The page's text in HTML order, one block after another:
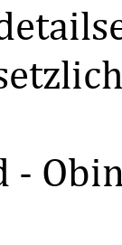
auf
100
-